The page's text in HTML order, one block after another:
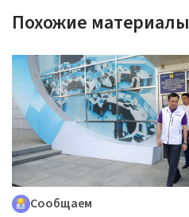
Похожие материалы
Сообщаем